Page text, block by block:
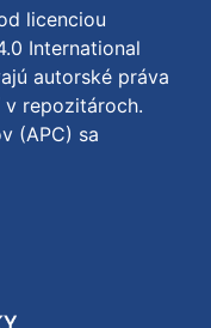
licenciou
International
autorské práva
repozitároch.
(APC) sa